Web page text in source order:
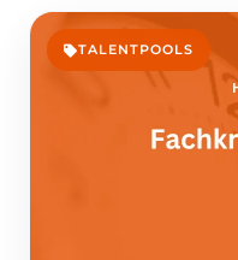
TALENTPOOLS